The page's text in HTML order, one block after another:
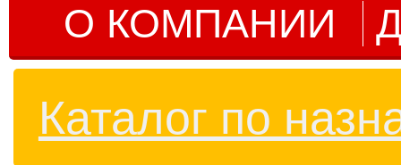
О КОМПАНИИ
Каталог по